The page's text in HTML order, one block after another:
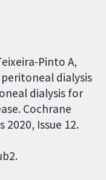
Pinto A,
peritoneal dialysis
dialysis for
Cochrane
2020, Issue 12.